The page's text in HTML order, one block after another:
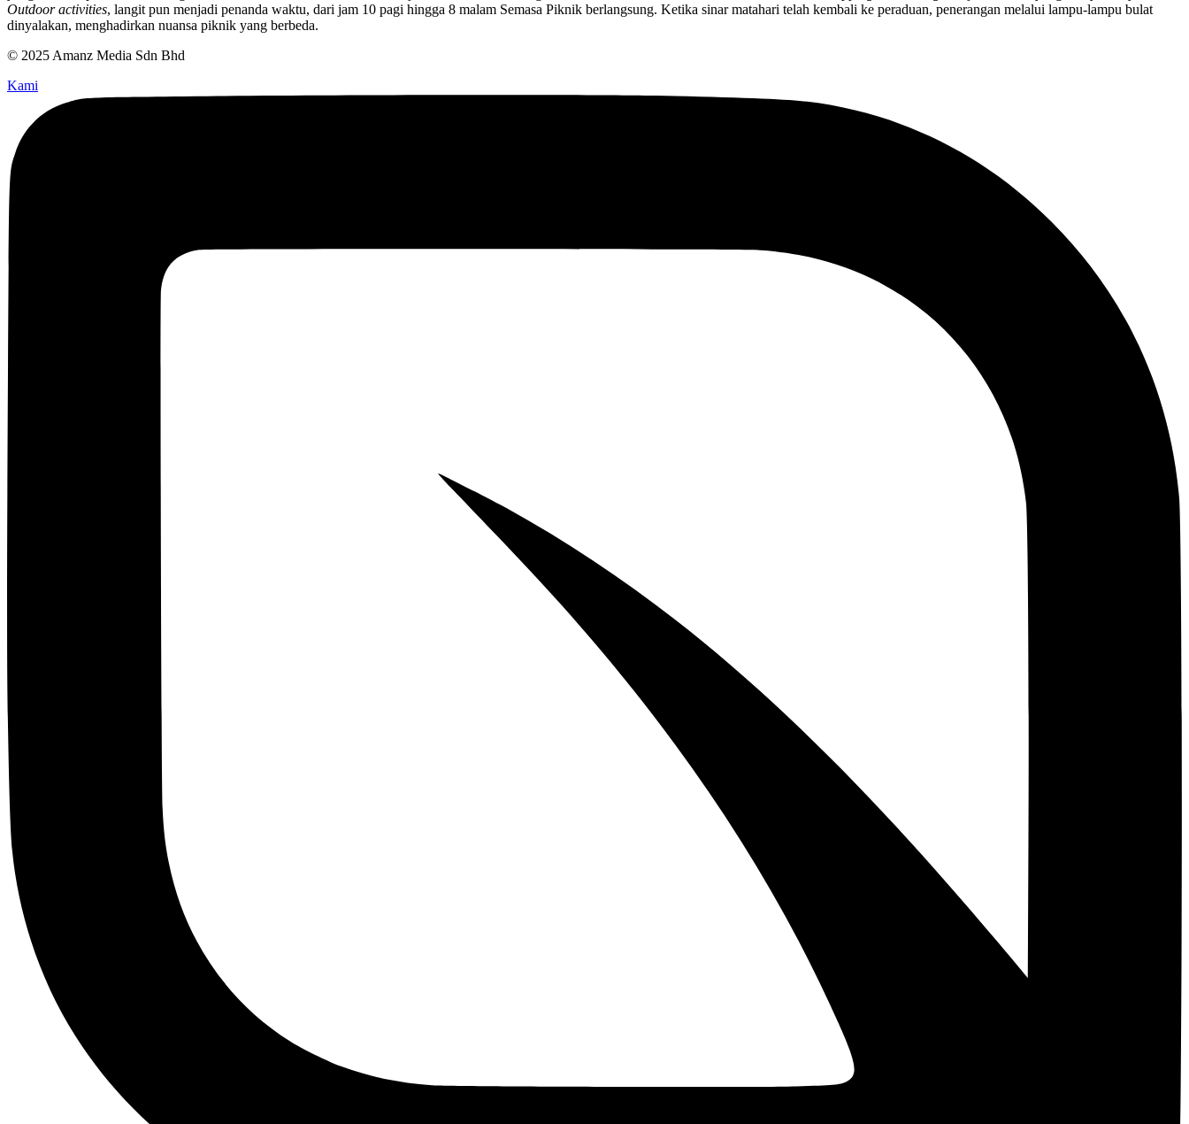
Outdoor activities, langit pun menjadi penanda waktu, dari jam 10 pagi hingga 8 malam Semasa Piknik berlangsung. Ketika sinar matahari telah kembali ke peraduan, penerangan melalui lampu-lampu bulat
dinyalakan, menghadirkan nuansa piknik yang berbeda.
© 2025 Amanz Media Sdn Bhd
Kami